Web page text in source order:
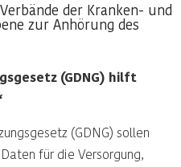
der Kranken- und
zur Anhörung des
(GDNG) hilft
(GDNG) sollen
für die Versorgung,